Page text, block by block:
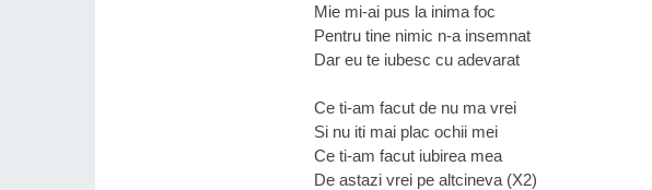
Mie mi-ai pus la inima foc
Pentru tine nimic n-a insemnat
Dar eu te iubesc cu adevarat
Ce ti-am facut de nu ma vrei
Si nu iti mai plac ochii mei
Ce ti-am facut iubirea mea
De astazi vrei pe altcineva (X2)